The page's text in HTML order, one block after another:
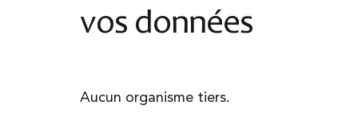
vos données
Aucun organisme tiers.